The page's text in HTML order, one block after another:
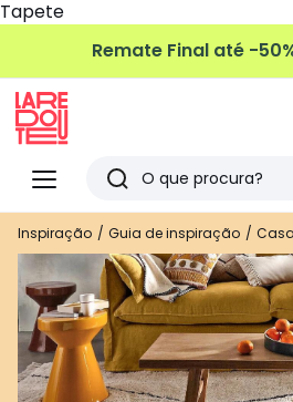
Tapete
Remate Final até -
Menu
Redoute
Pesquisar
Últimos
artigos
vistos
Inspiração Guia de inspiração Casa